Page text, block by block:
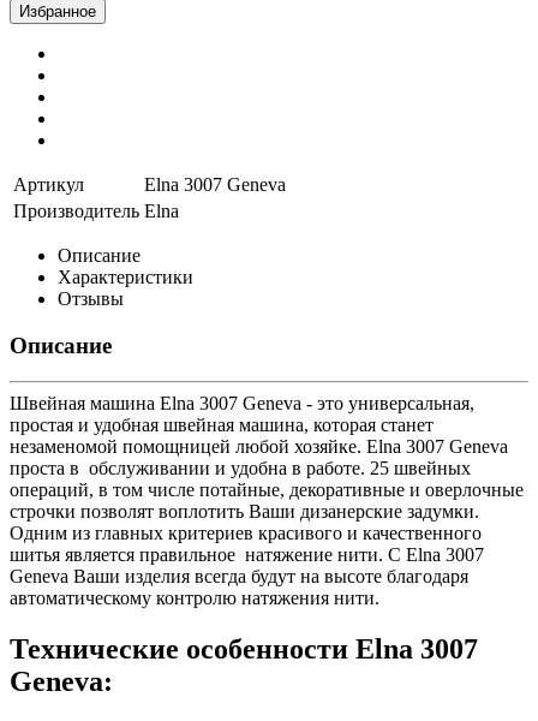
Избранное
Артикул
Elna 3007 Geneva
Производитель Elna
Описание
Характеристики
Отзывы
Описание
Швейная машина Elna 3007 Geneva - это универсальная,
простая и удобная швейная машина, которая станет
незаменомой помощницей любой хозяйке. Elna 3007 Geneva
проста в обслуживании и удобна в работе. 25 швейных
операций, в том числе потайные, декоративные и оверлочные
строчки позволят воплотить Ваши дизанерские задумки.
Одним из главных критериев красивого и качественного
шитья является правильное натяжение нити. С Elna 3007
Geneva Ваши изделия всегда будут на высоте благодаря
автоматическому контролю натяжения нити.
Технические особенности Elna 3007
Geneva: